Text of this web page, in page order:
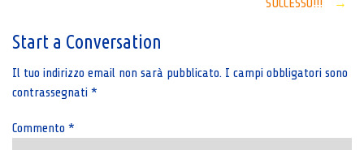
SUCCESSO!!!
→
Start a Conversation
Il tuo indirizzo email non sarà pubblicato. I campi obbligatori sono
contrassegnati *
Commento *